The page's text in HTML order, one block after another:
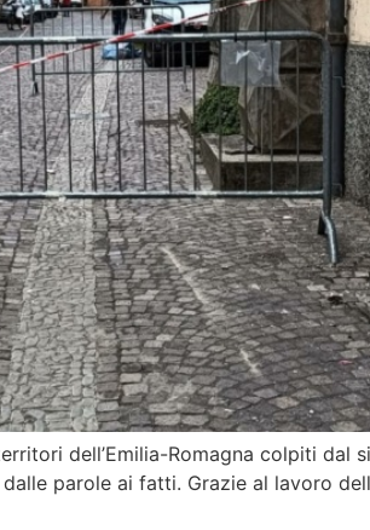
dell’Emilia-Romagna colpiti dal
parole ai fatti. Grazie al lavoro